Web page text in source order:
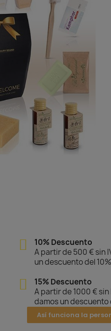
10% Descuento
A partir de 500 € sin
un descuento del
15% Descuento
A partir de 1000 € sin
damos un descuento
Así funciona la